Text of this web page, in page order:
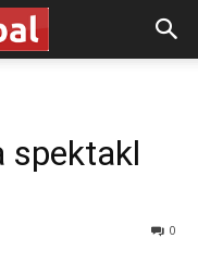
spektakl
0